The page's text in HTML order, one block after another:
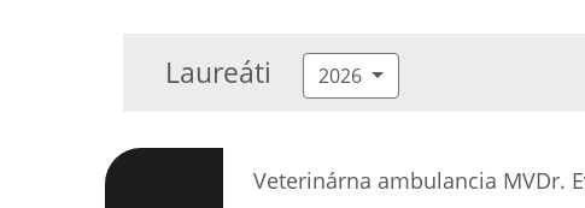
Laureáti 2026
Veterinárna ambulancia MVDr.